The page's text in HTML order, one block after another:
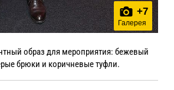
+7
Галерея
образ для мероприятия: бежевый
брюки и коричневые туфли.